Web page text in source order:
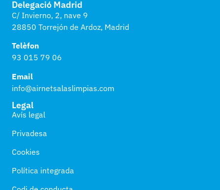
Delegació Madrid
C/ Invierno, 2, nave 9
28850 Torrejón de Ardoz, Madrid
Telèfon
93 015 79 06
Email
info@airnetsalaslimpias.com
Legal
Avís legal
Privadesa
Cookies
Política integrada